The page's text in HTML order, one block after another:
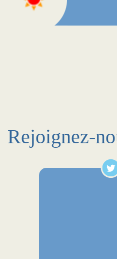
Rejoignez-